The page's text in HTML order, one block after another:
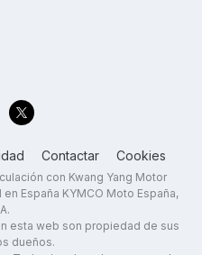
Contactar Cookies
con Kwang Yang Motor
España KYMCO Moto España,
esta web son propiedad de sus
dueños.